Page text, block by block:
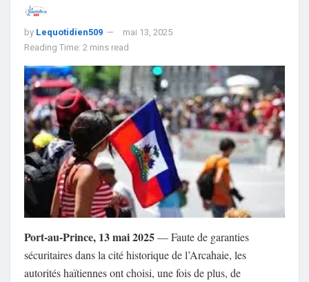
by Lequotidien509
mai 13, 2025
Reading Time: 2 mins read
Port-au-Prince, 13 mai 2025— Faute de garanties
sécuritaires dans la cité historique de l’Arcahaie, les
autorités haïtiennes ont choisi, une fois de plus, de